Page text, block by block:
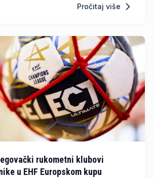
Fidži s nevjerojatnih 67:4
Pročitaj više
rukometni klubovi
u EHF Europskom kupu